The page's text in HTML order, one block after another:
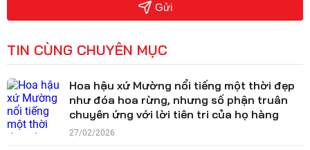
Gửi
TIN CÙNG CHUYÊN MỤC
Hoa hậu xứ Mường nổi tiếng một thời đẹp
như đóa hoa rừng, nhưng số phận truân
chuyên ứng với lời tiên tri của họ hàng
27/02/2026